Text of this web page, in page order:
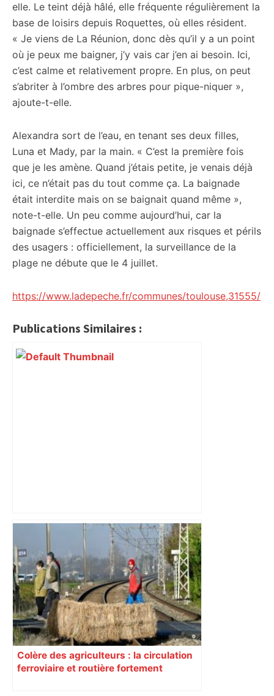
elle. Le teint déjà hâlé, elle fréquente régulièrement la
base de loisirs depuis Roquettes, où elles résident.
« Je viens de La Réunion, donc dès qu’il y a un point
où je peux me baigner, j’y vais car j’en ai besoin. Ici,
c’est calme et relativement propre. En plus, on peut
s’abriter à l’ombre des arbres pour pique-niquer »,
ajoute-t-elle.
Alexandra sort de l’eau, en tenant ses deux filles,
Luna et Mady, par la main. « C’est la première fois
que je les amène. Quand j’étais petite, je venais déjà
ici, ce n’était pas du tout comme ça. La baignade
était interdite mais on se baignait quand même »,
note-t-elle. Un peu comme aujourd’hui, car la
baignade s’effectue actuellement aux risques et périls
des usagers : officiellement, la surveillance de la
plage ne débute que le 4 juillet.
https://www.ladepeche.fr/communes/toulouse,31555/
Publications Similaires :
Le renouveau du musée des Augustins
de Toulouse – Le Figaro
Colère des agriculteurs : la circulation
ferroviaire et routière fortement